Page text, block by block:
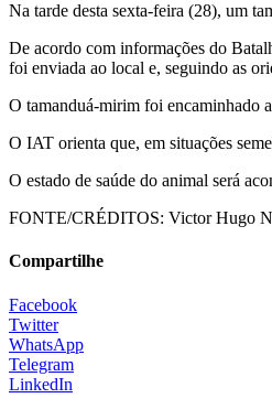
Na tarde desta sexta-feira (28), um
De acordo com informações do
foi enviada ao local e, seguindo as
O tamanduá-mirim foi encaminhado
O IAT orienta que, em situações
O estado de saúde do animal será
FONTE/CRÉDITOS: Victor Hugo
Compartilhe
Facebook
Twitter
WhatsApp
Telegram
LinkedIn